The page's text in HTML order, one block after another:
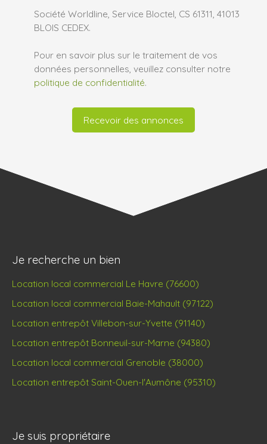
Société Worldline, Service Bloctel, CS 61311, 41013
BLOIS CEDEX.
Pour en savoir plus sur le traitement de vos
données personnelles, veuillez consulter notre
politique de confidentialité.
Recevoir des annonces
Je recherche un bien
Location local commercial Le Havre (76600)
Location local commercial Baie-Mahault (97122)
Location entrepôt Villebon-sur-Yvette (91140)
Location entrepôt Bonneuil-sur-Marne (94380)
Location local commercial Grenoble (38000)
Location entrepôt Saint-Ouen-l'Aumône (95310)
Je suis propriétaire